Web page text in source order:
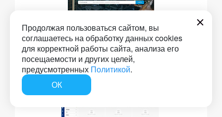
Продолжая пользоваться сайтом, вы
соглашаетесь на обработку данных cookies
для корректной работы сайта, анализа его
посещаемости и других целей,
предусмотренных Политикой.
ОК
Отелит.РУ: Веб-сервис поиска арендаторов и
помещений для аренды